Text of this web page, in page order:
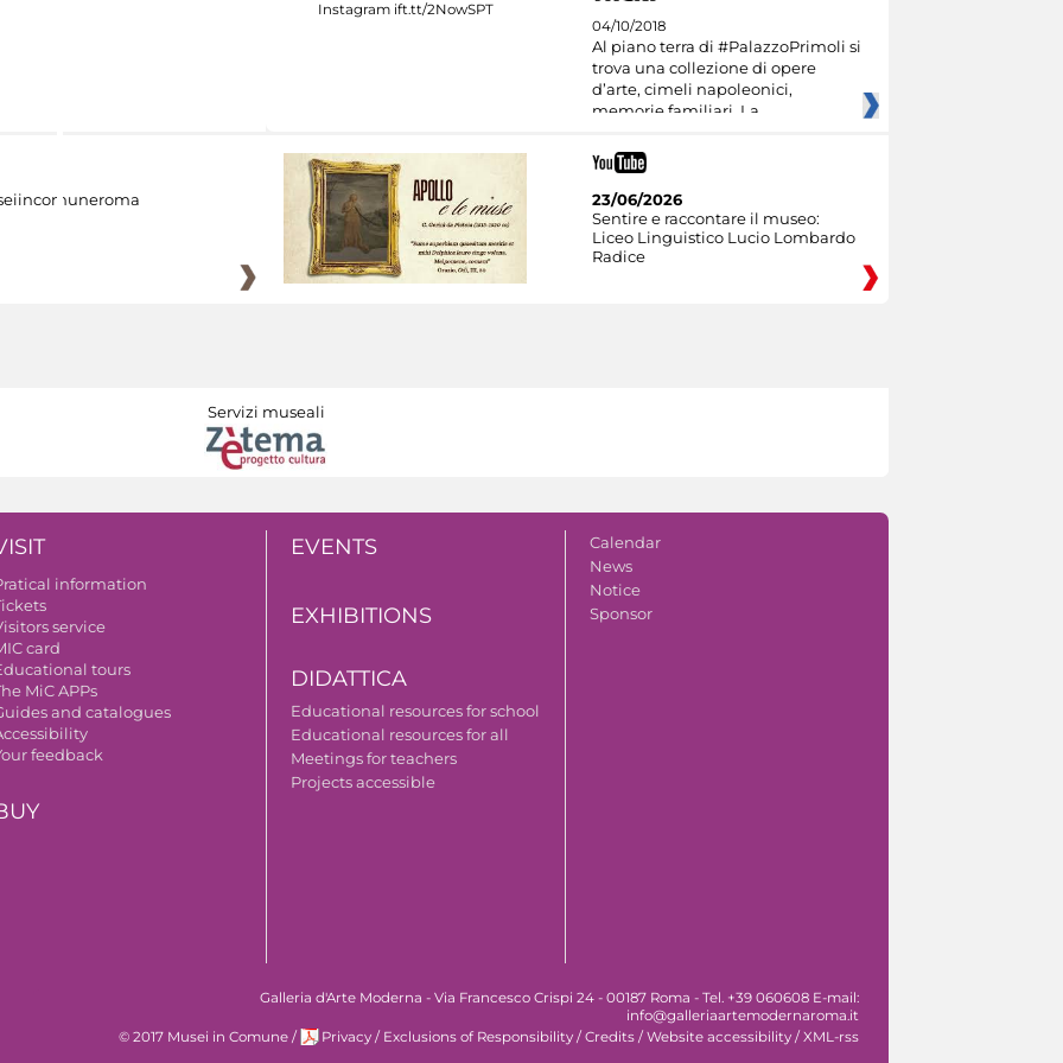
04/10/2018
Al piano terra di #PalazzoPrimoli si
trova una collezione di opere
d’arte, cimeli napoleonici,
memorie familiari. La
23/06/2026
Sentire e raccontare il museo:
Liceo Linguistico Lucio Lombardo
Radice
Servizi museali
information
service
card
tours
MiC APPs
and catalogues
feedback
EVENTS
EXHIBITIONS
DIDATTICA
Educational resources for school
Educational resources for all
Meetings for teachers
Projects accessible
Calendar
News
Notice
Sponsor
Galleria d'Arte Moderna - Via Francesco Crispi 24 - 00187 Roma - Tel. +39 060608 E-mail:
info@galleriaartemodernaroma.it
© 2017 Musei in Comune / Privacy / Exclusions of Responsibility /Credits /Website accessibility /XML-rss